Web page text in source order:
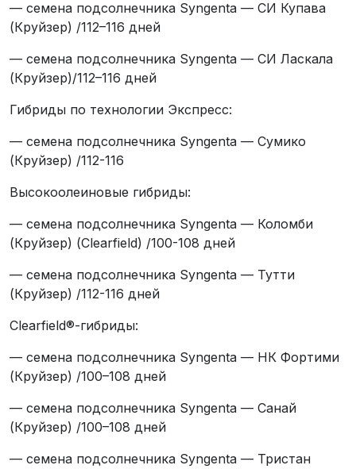
— семена подсолнечника Syngenta — СИ Купава
(Круйзер) /112–116 дней
— семена подсолнечника Syngenta — СИ Ласкала
(Круйзер)/112–116 дней
Гибриды по технологии Экспресс:
— семена подсолнечника Syngenta — Cумико
(Круйзер) /112-116
Высокоолеиновые гибриды:
— семена подсолнечника Syngenta — Коломби
(Круйзер) (Clearfield) /100-108 дней
— семена подсолнечника Syngenta — Тутти
(Круйзер) /112-116 дней
Clearfield®-гибриды:
— семена подсолнечника Syngenta — НК Фортими
(Круйзер) /100–108 дней
— семена подсолнечника Syngenta — Санай
(Круйзер) /100–108 дней
— семена подсолнечника Syngenta — Тристан